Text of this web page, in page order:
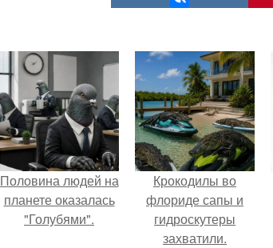
Половина людей на
планете оказалась
"Голубями".
Крокодилы во
флориде сапы и
гидроскутеры
захватили.